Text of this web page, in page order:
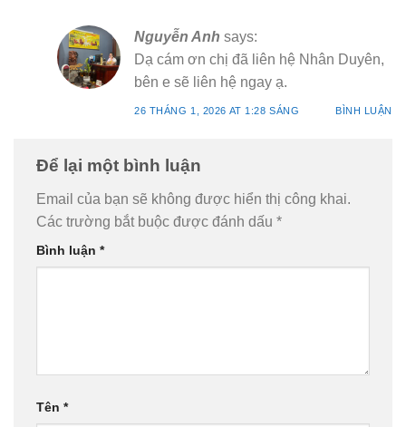
Nguyễn Anh says:
Dạ cám ơn chị đã liên hệ Nhân Duyên,
bên e sẽ liên hệ ngay ạ.
26 THÁNG 1, 2026 AT 1:28 SÁNG BÌNH LUẬN
Để lại một bình luận
Email của bạn sẽ không được hiển thị công khai.
Các trường bắt buộc được đánh dấu *
Bình luận *
Tên *